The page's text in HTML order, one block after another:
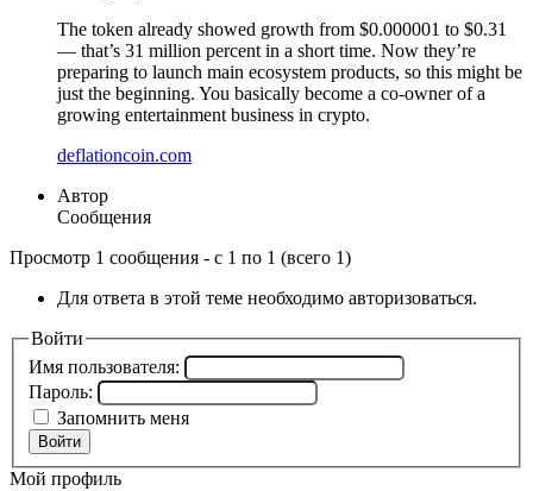
The token already showed growth from $0.000001 to $0.31
— that’s 31 million percent in a short time. Now they’re
preparing to launch main ecosystem products, so this might be
just the beginning. You basically become a co-owner of a
growing entertainment business in crypto.
deflationcoin.com
Автор
Сообщения
Просмотр 1 сообщения - с 1 по 1 (всего 1)
Для ответа в этой теме необходимо авторизоваться.
Войти
Имя пользователя:
Пароль:
Запомнить меня
Войти
Мой профиль